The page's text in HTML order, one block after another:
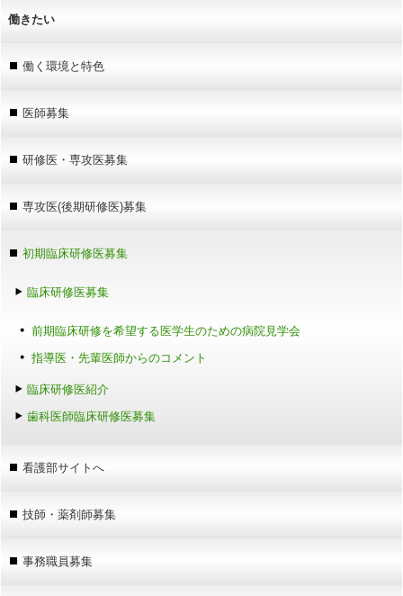
働きたい
働く環境と特色
医師募集
研修医・専攻医募集
専攻医(後期研修医)募集
初期臨床研修医募集
臨床研修医募集
前期臨床研修を希望する医学生のための病院見学会
指導医・先輩医師からのコメント
臨床研修医紹介
歯科医師臨床研修医募集
看護部サイトへ
技師・薬剤師募集
事務職員募集